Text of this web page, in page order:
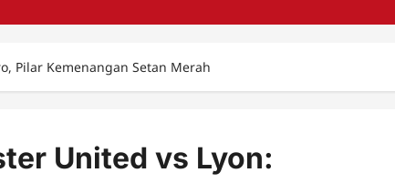
Pilar Kemenangan Setan Merah
United vs Lyon: